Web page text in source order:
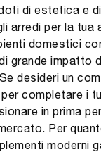
di estetica e
arredi per la tua
domestici
grande impatto
desideri un
completare i
in prima
Per
moderni